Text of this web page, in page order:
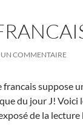
UN COMMENTAIRE
francais suppose
du jour J! Voici
de la